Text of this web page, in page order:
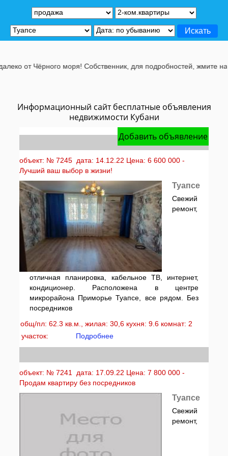
Информационный сайт бесплатные объявления
недвижимости Кубани
Добавить объявление
объект: № 7245 дата: 14.12.22 Цена: 6 600 000 -
Лучший ваш выбор в жизни!
Туапсе
Свежий
ремонт,
отличная планировка, кабельное ТВ, интернет,
кондиционер. Расположена в центре
микрорайона Приморье Туапсе, все рядом. Без
посредников
общ/пл: 62.3 кв.м., жилая: 30,6 кухня: 9.6 комнат: 2
участок:
Подробнее
объект: № 7241 дата: 17.09.22 Цена: 7 800 000 -
Продам квартиру без посредников
Туапсе
Свежий
ремонт,
Чёрного моря! Собственник, для подробностей, жмите на эту